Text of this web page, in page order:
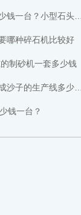
台？小型石头粉碎机价格
哪种碎石机比较好
制砂机一套多少钱
子的生产线多少钱？
钱一台？